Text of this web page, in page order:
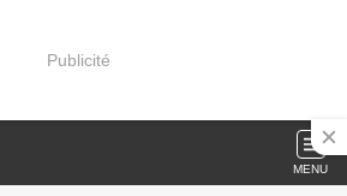
Publicité
MENU